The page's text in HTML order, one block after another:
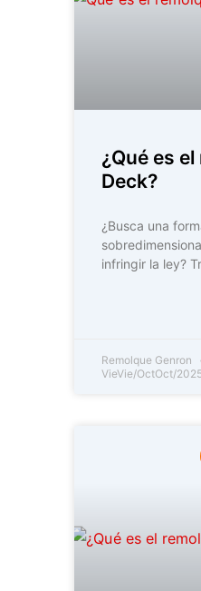
¿Qué es
Deck?
¿Busca una
infringir la ley?
Remolque Genron
VieVie/OctOct/